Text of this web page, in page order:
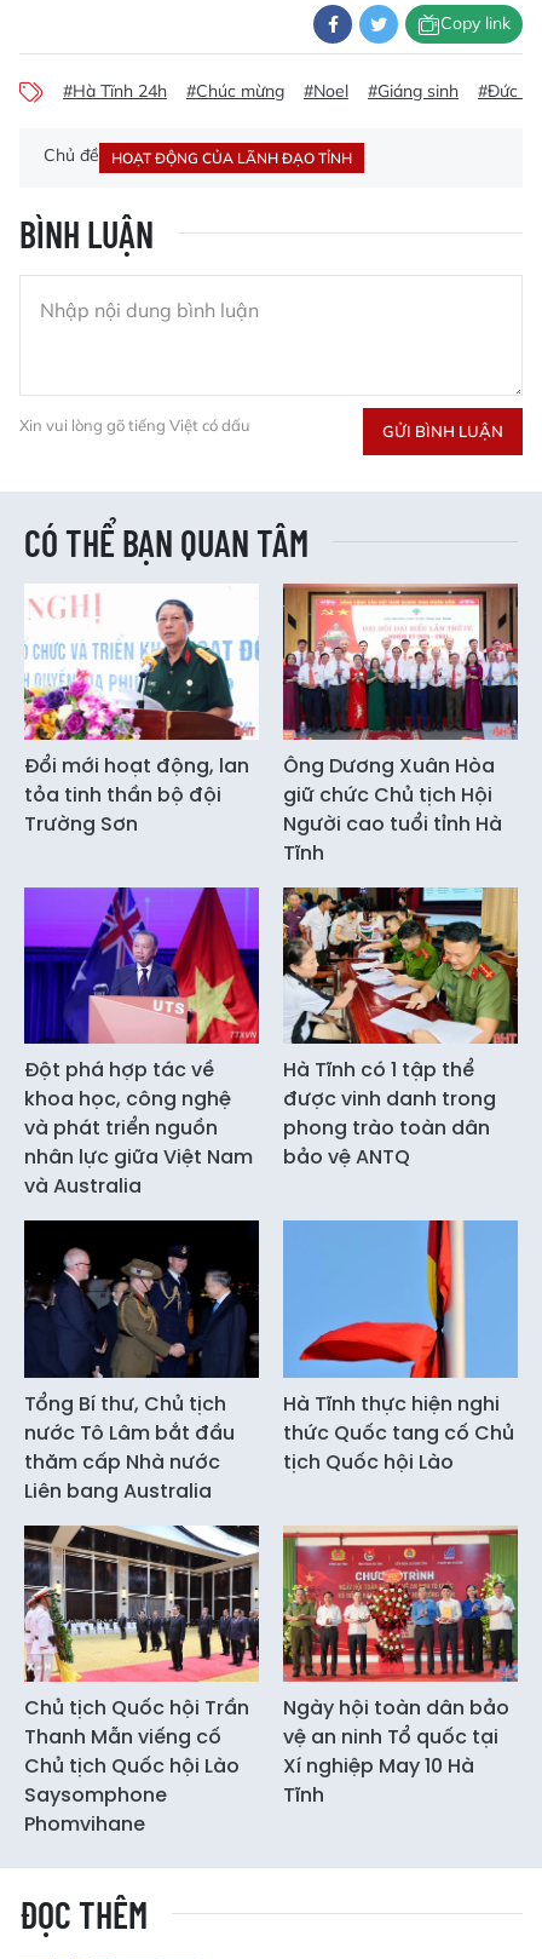
Copy link
#Hà Tĩnh 24h #Chúc mừng #Noel #Giáng sinh #Đức
Chủ đề HOẠT ĐỘNG CỦA LÃNH ĐẠO TỈNH
BÌNH LUẬN
Xin vui lòng gõ tiếng Việt có dấu GỬI BÌNH LUẬN
CÓ THỂ BẠN QUAN TÂM
Đổi mới hoạt động, lan
tỏa tinh thần bộ đội
Trường Sơn
Ông Dương Xuân Hòa
giữ chức Chủ tịch Hội
Người cao tuổi tỉnh Hà
Tĩnh
Đột phá hợp tác về
khoa học, công nghệ
và phát triển nguồn
nhân lực giữa Việt Nam
và Australia
Hà Tĩnh có 1 tập thể
được vinh danh trong
phong trào toàn dân
bảo vệ ANTQ
Tổng Bí thư, Chủ tịch
nước Tô Lâm bắt đầu
thăm cấp Nhà nước
Liên bang Australia
Hà Tĩnh thực hiện nghi
thức Quốc tang cố Chủ
tịch Quốc hội Lào
Chủ tịch Quốc hội Trần
Thanh Mẫn viếng cố
Chủ tịch Quốc hội Lào
Saysomphone
Phomvihane
Ngày hội toàn dân bảo
vệ an ninh Tổ quốc tại
Xí nghiệp May 10 Hà
Tĩnh
ĐỌC THÊM